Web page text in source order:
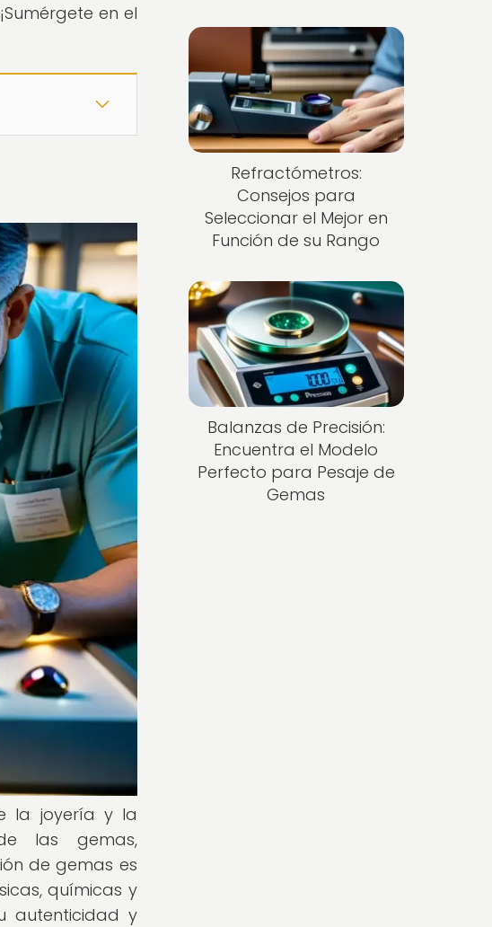
en el
la joyería y la
las gemas,
de gemas es
químicas y
autenticidad y
Refractómetros:
Consejos para
Seleccionar el Mejor en
Función de su Rango
Balanzas de Precisión:
Encuentra el Modelo
Perfecto para Pesaje de
Gemas